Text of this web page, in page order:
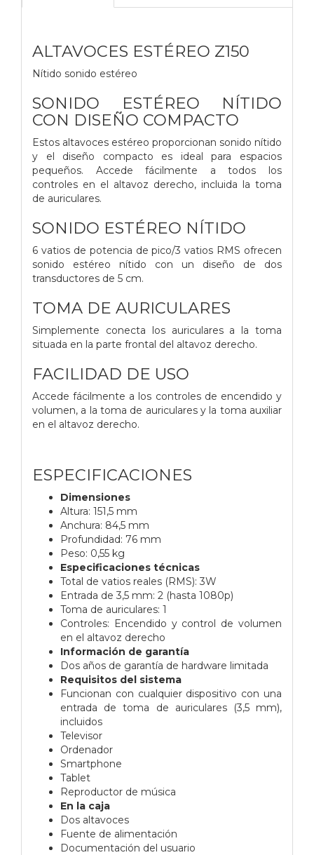
ALTAVOCES ESTÉREO Z150
Nítido sonido estéreo
SONIDO ESTÉREO NÍTIDO
CON DISEÑO COMPACTO
Estos altavoces estéreo proporcionan sonido nítido
y el diseño compacto es ideal para espacios
pequeños. Accede fácilmente a todos los
controles en el altavoz derecho, incluida la toma
de auriculares.
SONIDO ESTÉREO NÍTIDO
6 vatios de potencia de pico/3 vatios RMS ofrecen
sonido estéreo nítido con un diseño de dos
transductores de 5 cm.
TOMA DE AURICULARES
Simplemente conecta los auriculares a la toma
situada en la parte frontal del altavoz derecho.
FACILIDAD DE USO
Accede fácilmente a los controles de encendido y
volumen, a la toma de auriculares y la toma auxiliar
en el altavoz derecho.
ESPECIFICACIONES
Dimensiones
Altura: 151,5 mm
Anchura: 84,5 mm
Profundidad: 76 mm
Peso: 0,55 kg
Especificaciones técnicas
Total de vatios reales (RMS): 3W
Entrada de 3,5 mm: 2 (hasta 1080p)
Toma de auriculares: 1
Controles: Encendido y control de volumen
en el altavoz derecho
Información de garantía
Dos años de garantía de hardware limitada
Requisitos del sistema
Funcionan con cualquier dispositivo con una
entrada de toma de auriculares (3,5 mm),
incluidos
Televisor
Ordenador
Smartphone
Tablet
Reproductor de música
En la caja
Dos altavoces
Fuente de alimentación
Documentación del usuario